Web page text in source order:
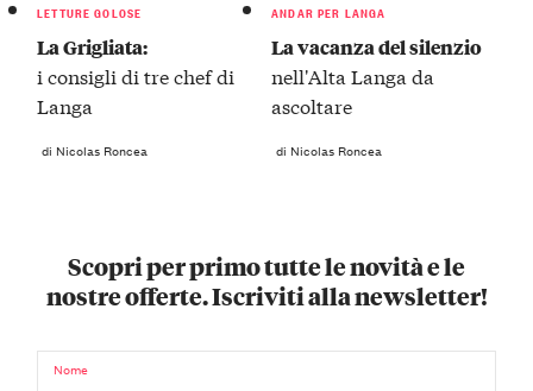
LETTURE GOLOSE
La Grigliata:
i consigli di tre chef di
Langa
di Nicolas Roncea
ANDAR PER LANGA
La vacanza del silenzio
nell'Alta Langa da
ascoltare
di Nicolas Roncea
Scopri per primo tutte le novità e le
nostre offerte. Iscriviti alla newsletter!
Nome